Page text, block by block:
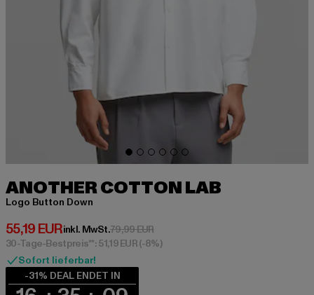
ANOTHER COTTON LAB
Logo Button Down
55,19 EUR
Derzeitiger Preis: 55,19 EUR
inkl. MwSt.79,99 EURAktionspreis: 79,99 EUR
30-Tage-Bestpreis**: 51,19 EUR(-8%)
Sofort lieferbar!
-31% DEAL ENDET IN